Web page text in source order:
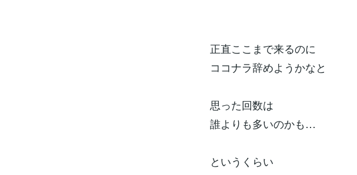
正直ここまで来るのに
ココナラ辞めようかなと
思った回数は
誰よりも多いのかも…
というくらい